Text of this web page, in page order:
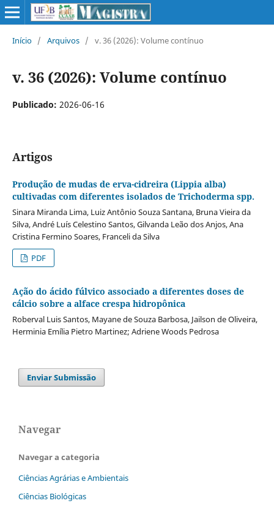
Início / Arquivos / v. 36 (2026): Volume contínuo
v. 36 (2026): Volume contínuo
Publicado: 2026-06-16
Artigos
Produção de mudas de erva-cidreira (Lippia alba)
cultivadas com diferentes isolados de Trichoderma spp.
Sinara Miranda Lima, Luiz Antônio Souza Santana, Bruna Vieira da
Silva, André Luís Celestino Santos, Gilvanda Leão dos Anjos, Ana
Cristina Fermino Soares, Franceli da Silva
PDF
Ação do ácido fúlvico associado a diferentes doses de
cálcio sobre a alface crespa hidropônica
Roberval Luis Santos, Mayane de Souza Barbosa, Jailson de Oliveira,
Herminia Emília Pietro Martinez; Adriene Woods Pedrosa
Enviar Submissão
Navegar
Navegar a categoria
Ciências Agrárias e Ambientais
Ciências Biológicas